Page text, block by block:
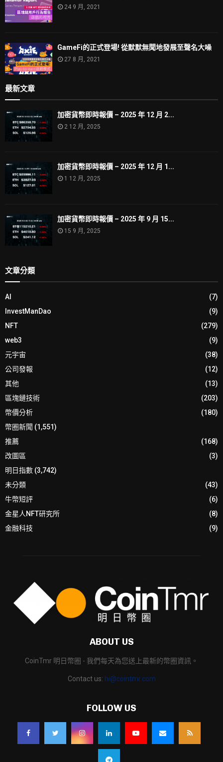
24 9 月, 2021
GameFi的正式登場! 從默默無聞地發展至聲名大噪
27 8 月, 2021
最新文章
加密貨幣即時報價 – 2025 年 12 月 2...
2 12 月, 2025
加密貨幣即時報價 – 2025 年 12 月 1...
1 12 月, 2025
加密貨幣即時報價 – 2025 年 9 月 15...
15 9 月, 2025
文章分類
AI
(7)
InvestManDao
(9)
NFT
(279)
web3
(9)
元宇宙
(38)
公司發報
(12)
其他
(13)
區塊鏈技術
(203)
幣價分析
(180)
幣圈新聞 (1,551)
推薦
(168)
改圖區
(3)
明日指數 (3,742)
未分類
(43)
牛幣短評
(6)
金星人NFT研究所
(8)
金融科技
(9)
ABOUT US
CoinTmr 明日幣圈 - 我們每天為您送上最新的幣圈資訊。
Contact us: hi@cointmr.com
FOLLOW US